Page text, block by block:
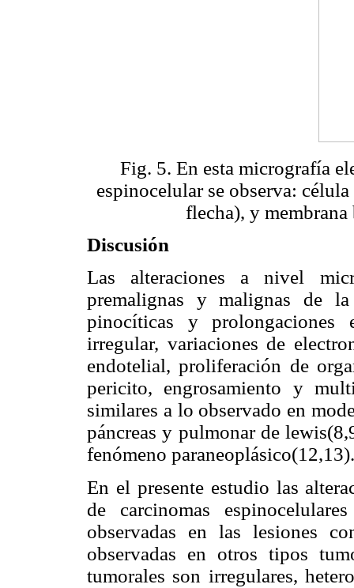
Fig. 5. En esta micrografía
espinocelular se observa:
flecha), y
Discusión
Las alteraciones a nivel
premalignas y malignas de
pinocíticas y prolongaciones
irregular, variaciones de
endotelial, proliferación de
pericito, engrosamiento y
similares a lo observado en
páncreas y pulmonar de
fenómeno paraneoplásico(12,13).
En el presente estudio las
de carcinomas
observadas en las lesiones
observadas en otros tipos
tumorales son irregulares,